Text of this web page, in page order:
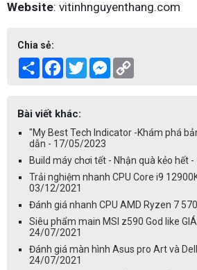
Website: vitinhnguyenthang.com
Chia sẻ:
Share Facebook
TwitterMessenger
Bài viết khác:
"My Best Tech Indicator -Khám phá
dẫn - 17/05/2023
Build máy chơi tết - Nhận quà kẻo hết
Trải nghiệm nhanh CPU Core i9
03/12/2021
Đánh giá nhanh CPU AMD Ryzen 7
Siêu phẩm main MSI z590 God like
24/07/2021
Đánh giá màn hình Asus pro Art và
24/07/2021